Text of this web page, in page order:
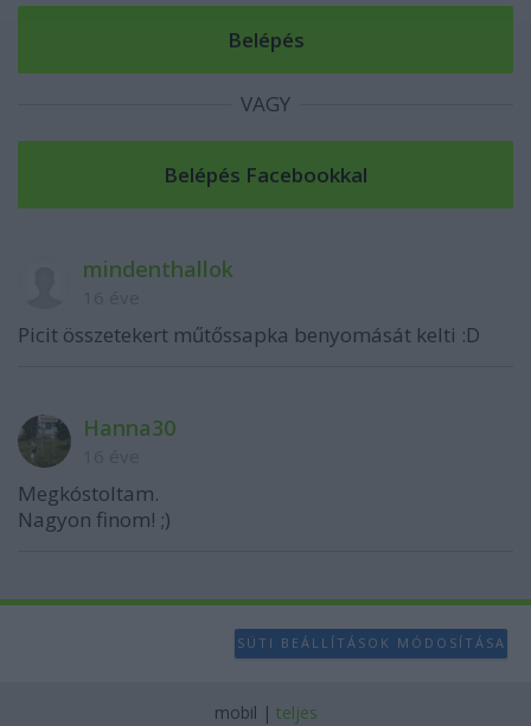
VAGY
mindenthallok
Picit összetekert műtőssapka benyomását kelti :D
Hanna30
Megkóstoltam.
Nagyon finom! ;)
SÜTI BEÁLLÍTÁSOK MÓDOSÍTÁSA
mobil | teljes